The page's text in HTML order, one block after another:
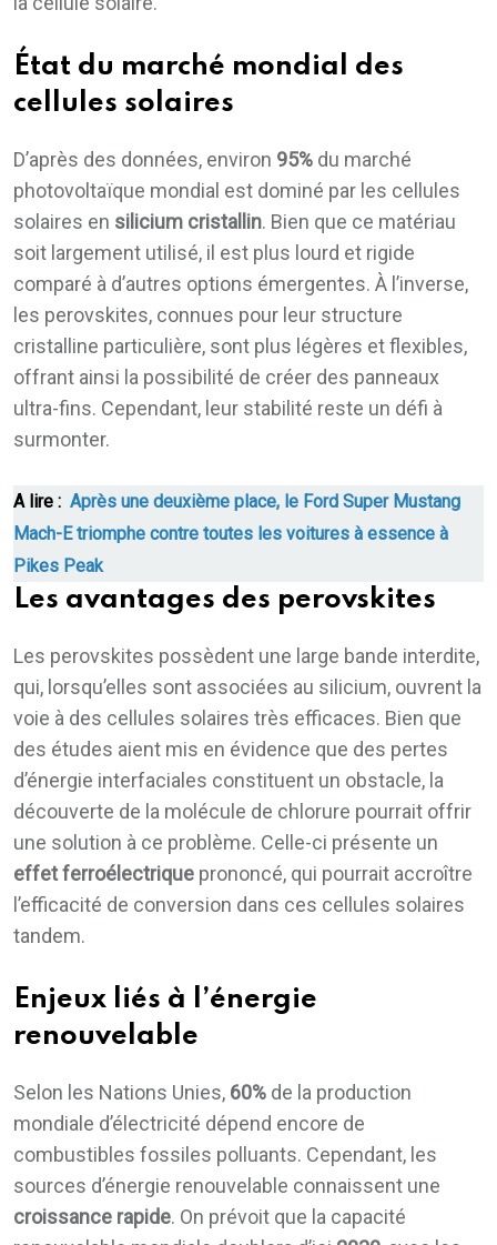
État du marché mondial des
cellules solaires
D’après des données, environ 95% du marché
photovoltaïque mondial est dominé par les cellules
solaires en silicium cristallin. Bien que ce matériau
soit largement utilisé, il est plus lourd et rigide
comparé à d’autres options émergentes. À l’inverse,
les perovskites, connues pour leur structure
cristalline particulière, sont plus légères et flexibles,
offrant ainsi la possibilité de créer des panneaux
ultra-fins. Cependant, leur stabilité reste un défi à
surmonter.
A lire : Après une deuxième place, le Ford Super Mustang
Mach-E triomphe contre toutes les voitures à essence à
Pikes Peak
Les avantages des perovskites
Les perovskites possèdent une large bande interdite,
qui, lorsqu’elles sont associées au silicium, ouvrent la
voie à des cellules solaires très efficaces. Bien que
des études aient mis en évidence que des pertes
d’énergie interfaciales constituent un obstacle, la
découverte de la molécule de chlorure pourrait offrir
une solution à ce problème. Celle-ci présente un
effet ferroélectrique prononcé, qui pourrait accroître
l’efficacité de conversion dans ces cellules solaires
tandem.
Enjeux liés à l’énergie
renouvelable
Selon les Nations Unies, 60% de la production
mondiale d’électricité dépend encore de
combustibles fossiles polluants. Cependant, les
sources d’énergie renouvelable connaissent une
croissance rapide. On prévoit que la capacité